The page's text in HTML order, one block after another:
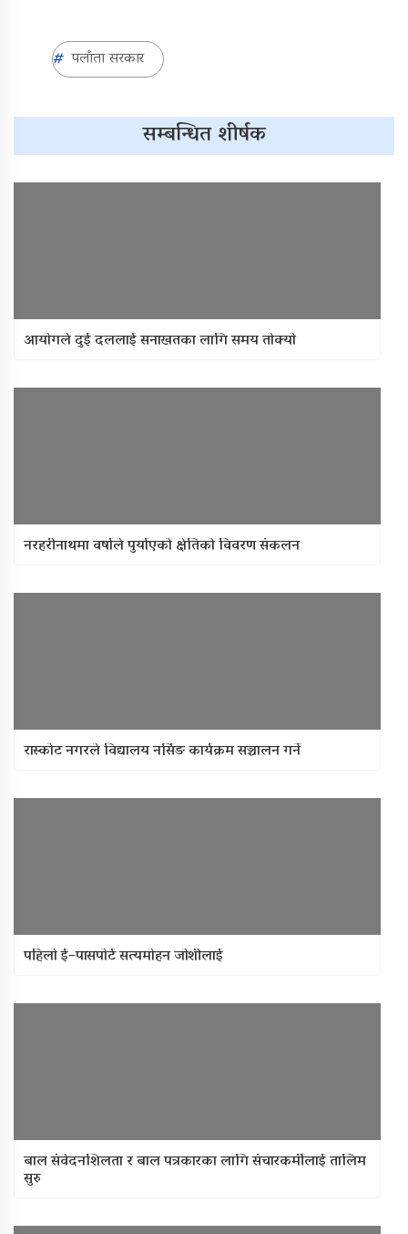
आजदेखि देशभर आर्थिक गणना सुरु हुँदै
घाइते
सामुदायिक विद्यालयलाई
फुटबल हस्तान्तरण
पलाँता सरकार
सम्बन्धित शीर्षक
आयाेगले दुई दललाई सनाखतका लागि समय ताेक्याे
नरहरीनाथमा वर्षाले पुर्याएको क्षेतिको विवरण संकलन
रास्कोट नगरले विद्यालय नर्सिङ कार्यक्रम सञ्चालन गर्ने
पहिलाे ई–पासपाेर्ट सत्यमाेहन जाेशीलाई
बाल संवेदनशिलता र बाल पत्रकारका लागि संचारकर्मीलाई तालिम
सुरु